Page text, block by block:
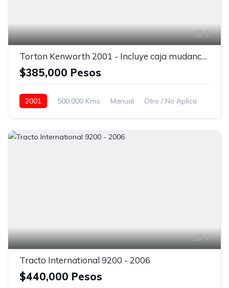
3
Torton Kenworth 2001 - Incluye caja mudancera
$385,000 Pesos
2001 500,000 Kms Manual
Otro / No Aplica
Faros de niebla
Asientos neumáticos Amarillo
4
Tracto International 9200 - 2006
$440,000 Pesos